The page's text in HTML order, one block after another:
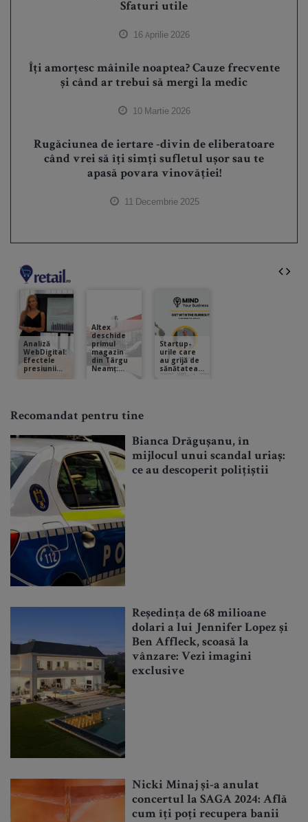
Sfaturi utile
16 Aprilie 2026
Îți amorțesc mâinile noaptea? Cauze frecvente
și când ar trebui să mergi la medic
10 Martie 2026
Rugăciunea de iertare -divin de eliberatoare
când vrei să îți simți sufletul ușor sau te
apasă povara vinovăției!
11 Decembrie 2025
Recomandat pentru tine
Bianca Drăgușanu, în
mijlocul unui scandal uriaș:
ce au descoperit polițiștii
Reședința de 68 milioane
dolari a lui Jennifer Lopez și
Ben Affleck, scoasă la
vânzare: Vezi imagini
exclusive
Nicki Minaj și-a anulat
concertul la SAGA 2024: Află
cum îți poți recupera banii